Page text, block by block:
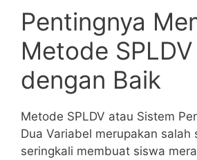
Pentingnya‌
‍Metode SPLDV
dengan Baik
Metode SPLDV atau Sistem
Dua Variabel merupakan salah
seringkali membuat siswa